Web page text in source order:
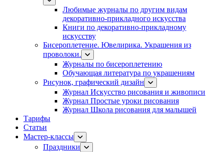
Любимые журналы по другим видам
декоративно-прикладного искусства
Книги по декоративно-прикладному
искусству
Бисероплетение. Ювелирика. Украшения из
проволоки.
Журналы по бисероплетению
Обучающая литература по украшениям
Рисунок, графический дизайн
Журнал Искусство рисования и живописи
Журнал Простые уроки рисования
Журнал Школа рисования для малышей
Тарифы
Статьи
Мастер-классы
Праздники